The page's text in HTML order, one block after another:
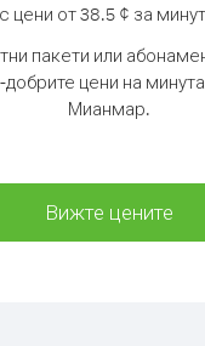
с цени от 38.5 ¢ за
пакети или
добрите цени на
Мианмар.
Вижте цените